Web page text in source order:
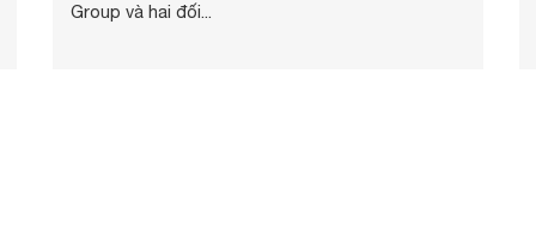
Group và hai đối...